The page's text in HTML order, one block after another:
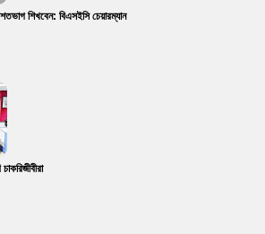
শিখবেন: বিএসইসি চেয়ারম্যান